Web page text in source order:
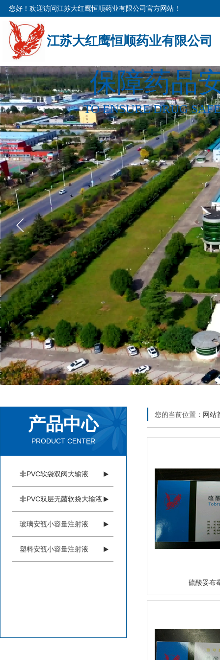
您好！欢迎访问江苏大红鹰恒顺药业有限公司官方网站！
江苏大红鹰恒顺药业有限公司
保障药品
TO ENSURE DRUG
产品中心
PRODUCT CENTER
非PVC软袋双阀大输液
非PVC双层无菌软袋大输液
玻璃安瓿小容量注射液
塑料安瓿小容量注射液
您的当前位置： 网站
硫酸妥布